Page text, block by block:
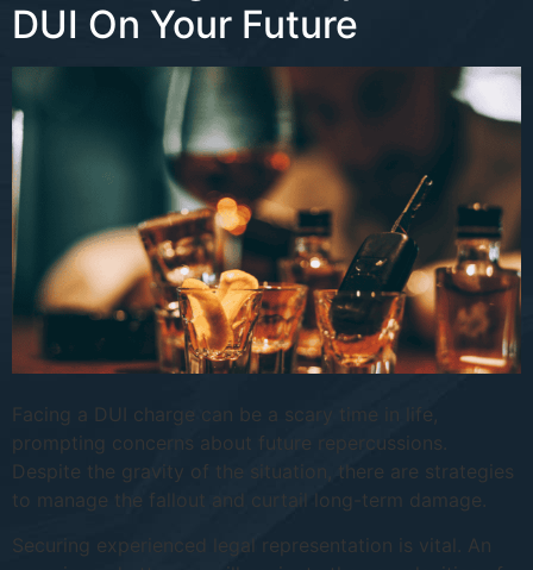
DUI On Your Future
Facing a DUI charge can be a scary time in life,
prompting concerns about future repercussions.
Despite the gravity of the situation, there are strategies
to manage the fallout and curtail long-term damage.
Securing experienced legal representation is vital. An